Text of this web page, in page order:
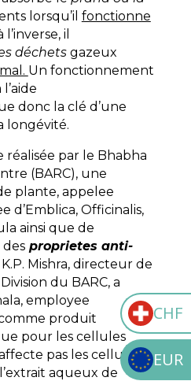
CHF
EUR
lorsqu’il fonctionne
l’inverse, il
déchetsgazeux
Un fonctionnement
donc la clé d’une
longévité.
par le Bhabha
(BARC), une
plante, appelee
d’Emblica, Officinalis,
ainsi que de
desproprietes anti-
Mishra, directeur de
du BARC, a
employee
produit
pour les cellules
pas les cellules
aqueux de